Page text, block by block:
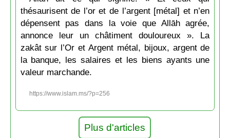
thésaurisent de l’or et de l’argent [métal] et n’en
dépensent pas dans la voie que Allāh agrée,
annonce leur un châtiment douloureux ». La
zakât sur l’Or et Argent métal, bijoux, argent de
la banque, les salaires et les biens ayants une
valeur marchande.
https://www.islam.ms/?p=256
Plus d'articles